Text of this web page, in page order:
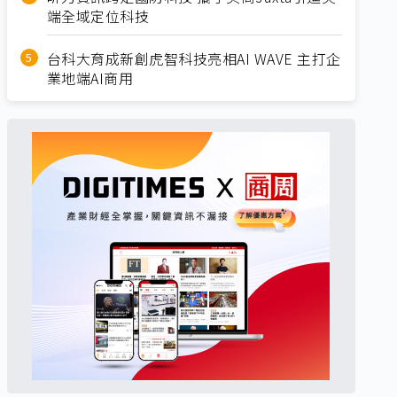
端全域定位科技
台科大育成新創虎智科技亮相AI WAVE 主打企
業地端AI商用